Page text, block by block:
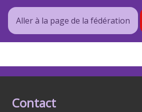
Aller à la page de la fédération
Contact